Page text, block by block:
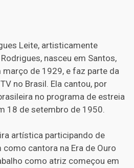
Leite, artisticamente
nasceu em Santos,
março de 1929, e faz parte da
no Brasil. Ela cantou, por
no programa de estreia
18 de setembro de 1950.
artística participando de
cantora na Era de Ouro
como atriz começou em